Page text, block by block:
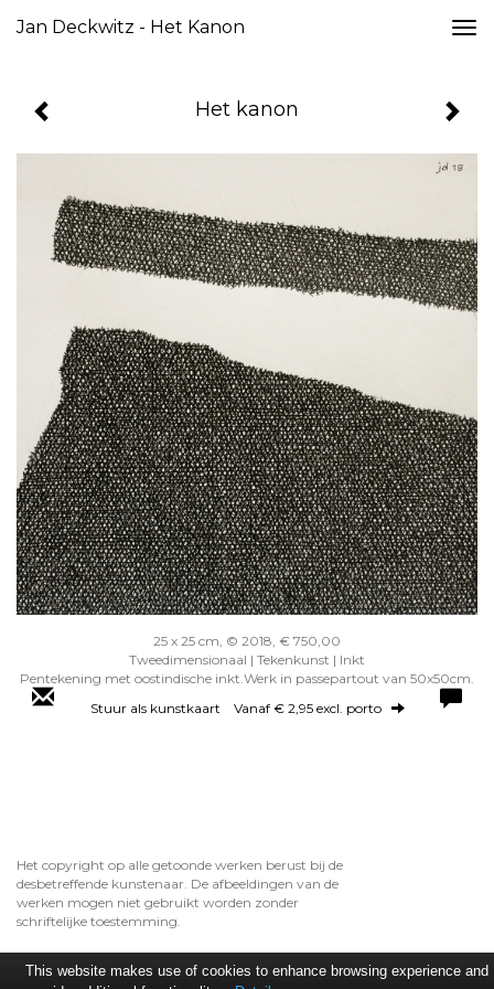
Jan Deckwitz - Het Kanon
Het kanon
25 x 25 cm, © 2018, € 750,00
Tweedimensionaal | Tekenkunst | Inkt
Pentekening met oostindische inkt.Werk in passepartout van 50x50cm.
Stuur als kunstkaart Vanaf € 2,95 excl. porto
Het copyright op alle getoonde werken berust bij de
desbetreffende kunstenaar. De afbeeldingen van de
werken mogen niet gebruikt worden zonder
schriftelijke toestemming.
This website makes use of cookies to enhance browsing experience and